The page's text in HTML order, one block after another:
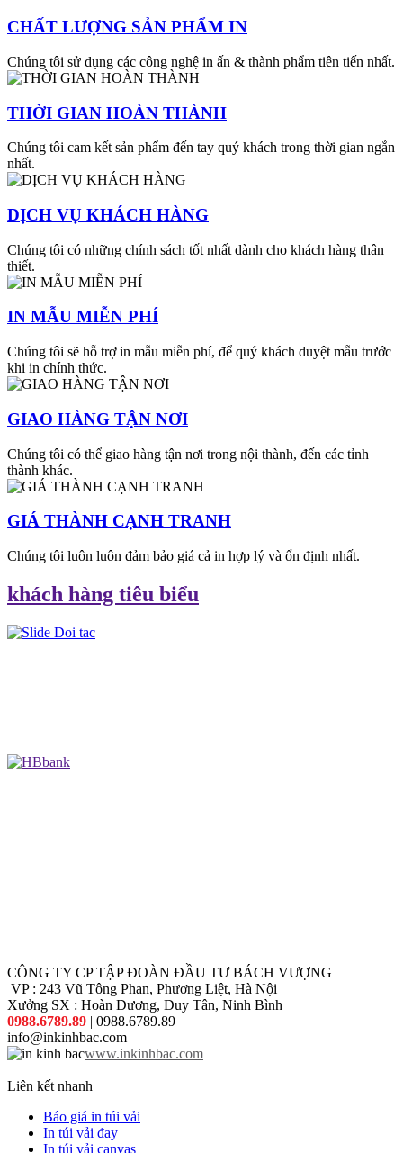
CHẤT LƯỢNG SẢN PHẨM IN
Chúng tôi sử dụng các công nghệ in ấn & thành phẩm tiên tiến nhất.
THỜI GIAN HOÀN THÀNH
Chúng tôi cam kết sản phẩm đến tay quý khách trong thời gian ngắn
nhất.
DỊCH VỤ KHÁCH HÀNG
Chúng tôi có những chính sách tốt nhất dành cho khách hàng thân
thiết.
IN MẪU MIỄN PHÍ
Chúng tôi sẽ hỗ trợ in mẫu miễn phí, để quý khách duyệt mẫu trước
khi in chính thức.
GIAO HÀNG TẬN NƠI
Chúng tôi có thể giao hàng tận nơi trong nội thành, đến các tỉnh
thành khác.
GIÁ THÀNH CẠNH TRANH
Chúng tôi luôn luôn đảm bảo giá cả in hợp lý và ổn định nhất.
khách hàng tiêu biểu
CÔNG TY CP TẬP ĐOÀN ĐẦU TƯ BÁCH VƯỢNG
VP : 243 Vũ Tông Phan, Phương Liệt, Hà Nội
Xưởng SX : Hoàn Dương, Duy Tân, Ninh Bình
0988.6789.89 | 0988.6789.89
info@inkinhbac.com
www.inkinhbac.com
Liên kết nhanh
Báo giá in túi vải
In túi vải đay
In túi vải canvas